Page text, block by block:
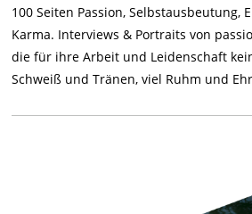
100 Seiten Passion, Selbstausbeutung,
Karma. Interviews & Portraits von
die für ihre Arbeit und Leidenschaft
Schweiß und Tränen, viel Ruhm und